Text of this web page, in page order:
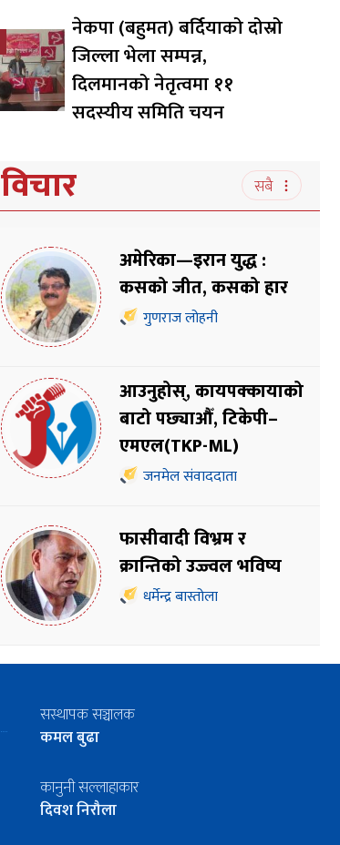
नेकपा (बहुमत) बर्दियाको दोस्रो
जिल्ला भेला सम्पन्न,
दिलमानको नेतृत्वमा ११
सदस्यीय समिति चयन
विचार सबै
अमेरिका—इरान युद्ध :
कसको जीत, कसको हार
गुणराज लोहनी
आउनुहोस्, कायपक्कायाको
बाटो पछ्याऔँ, टिकेपी–
एमएल(TKP-ML)
जनमेल संवाददाता
फासीवादी विभ्रम र
क्रान्तिको उज्ज्वल भविष्य
धर्मेन्द्र बास्तोला
सस्थापक सञ्चालक
कमल बुढा
कानुनी सल्लाहाकार
दिवश निरौला